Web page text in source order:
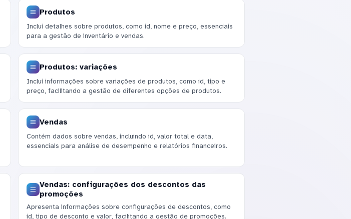
Produtos
Inclui detalhes sobre produtos, como id, nome e preço, essenciais
para a gestão de inventário e vendas.
Produtos: variações
Inclui informações sobre variações de produtos, como id, tipo e
preço, facilitando a gestão de diferentes opções de produtos.
Vendas
Contém dados sobre vendas, incluindo id, valor total e data,
essenciais para análise de desempenho e relatórios financeiros.
Vendas: configurações dos descontos das
promoções
Apresenta informações sobre configurações de descontos, como
id, tipo de desconto e valor, facilitando a gestão de promoções.